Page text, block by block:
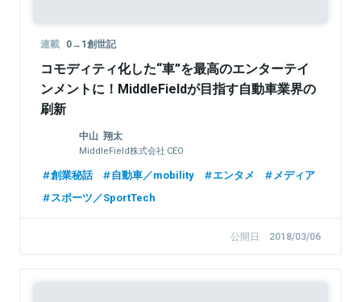
連載 0→1創世記
コモディティ化した“車”を最高のエンターテイ
ンメントに！MiddleFieldが目指す自動車業界の
刷新
中山 翔太
MiddleField株式会社 CEO
創業秘話 自動車／mobility エンタメ
メディア
スポーツ／SportTech
公開日 2018/03/06